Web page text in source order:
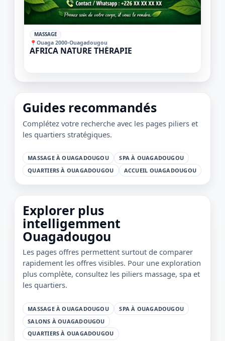
✓
MASSAGE
AFRICA NATURE THÉRAPIE
📍Ouaga 2000•Ouagadougou
Guides recommandés
Complétez votre recherche avec les pages piliers et
les quartiers stratégiques.
MASSAGE À OUAGADOUGOU
SPA À OUAGADOUGOU
QUARTIERS À OUAGADOUGOU
ACCUEIL OUAGADOUGOU
Explorer plus
intelligemment
Ouagadougou
Les pages offres permettent surtout de comparer
rapidement les offres visibles. Pour une exploration
plus complète, consultez les piliers massage, spa et
les quartiers.
MASSAGE À OUAGADOUGOU
SPA À OUAGADOUGOU
SALONS À OUAGADOUGOU
QUARTIERS À OUAGADOUGOU